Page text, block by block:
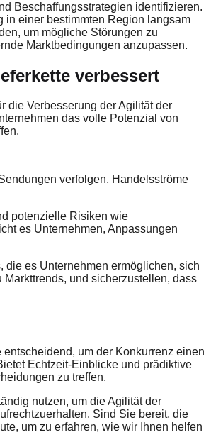
Beschaffungsstrategien identifizieren.
in einer bestimmten Region langsam
um mögliche Störungen zu
Marktbedingungen anzupassen.
verbessert
die Verbesserung der Agilität der
das volle Potenzial von
verfolgen, Handelsströme
potenzielle Risiken wie
es Unternehmen, Anpassungen
die es Unternehmen ermöglichen, sich
und sicherzustellen, dass
um der Konkurrenz einen
Echtzeit-Einblicke und prädiktive
zu treffen.
nutzen, um die Agilität der
Sind Sie bereit, die
um zu erfahren, wie wir Ihnen helfen